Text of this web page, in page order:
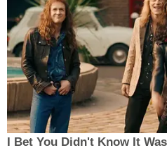
I Bet You Didn't Know It